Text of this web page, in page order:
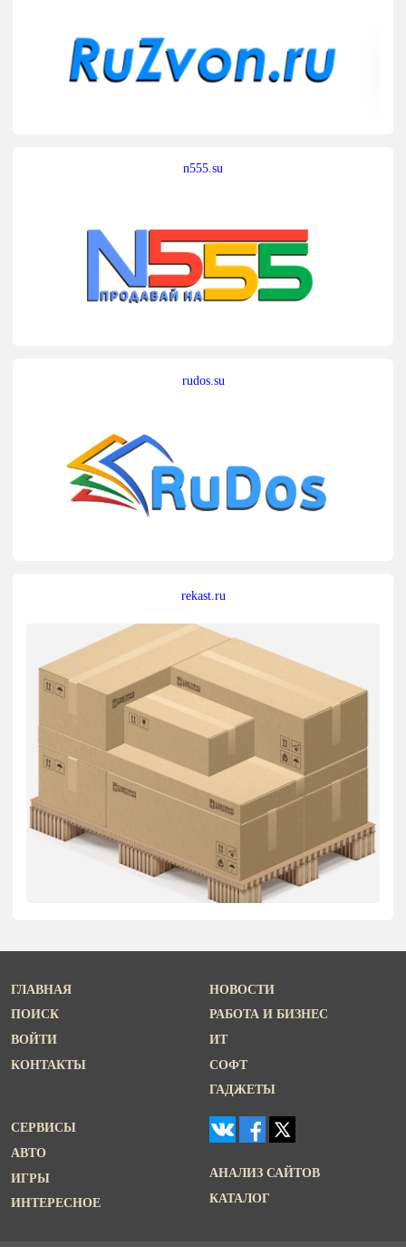
n555.su
rudos.su
rekast.ru
ГЛАВНАЯ
ПОИСК
ВОЙТИ
КОНТАКТЫ
НОВОСТИ
РАБОТА И БИЗНЕС
ИТ
СОФТ
ГАДЖЕТЫ
СЕРВИСЫ
АВТО
ИГРЫ
ИНТЕРЕСНОЕ
АНАЛИЗ САЙТОВ
КАТАЛОГ